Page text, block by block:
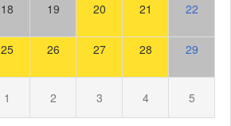
18 19 20 21 22
25 26 27 28 29
1 2 3 4 5